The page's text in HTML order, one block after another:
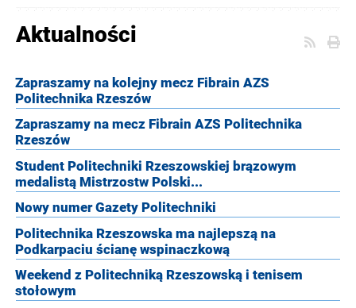
Aktualności
Zapraszamy na kolejny mecz Fibrain AZS
Politechnika Rzeszów
Zapraszamy na mecz Fibrain AZS Politechnika
Rzeszów
Student Politechniki Rzeszowskiej brązowym
medalistą Mistrzostw Polski...
Nowy numer Gazety Politechniki
Politechnika Rzeszowska ma najlepszą na
Podkarpaciu ścianę wspinaczkową
Weekend z Politechniką Rzeszowską i tenisem
stołowym